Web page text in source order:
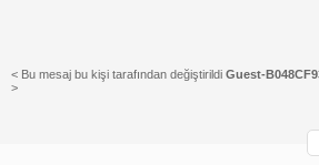
< Bu mesaj bu kişi tarafından değiştirildi Guest-
>